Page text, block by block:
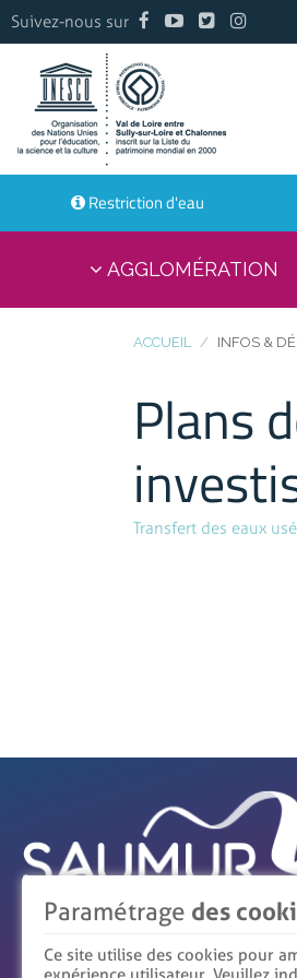
Suivez-nous sur
Restriction d'eau
AGGLOMÉRATION
ACCUEIL INFOS &
Plans
Transfert des eaux
Paramétrage des
Ce site utilise des cookies pour